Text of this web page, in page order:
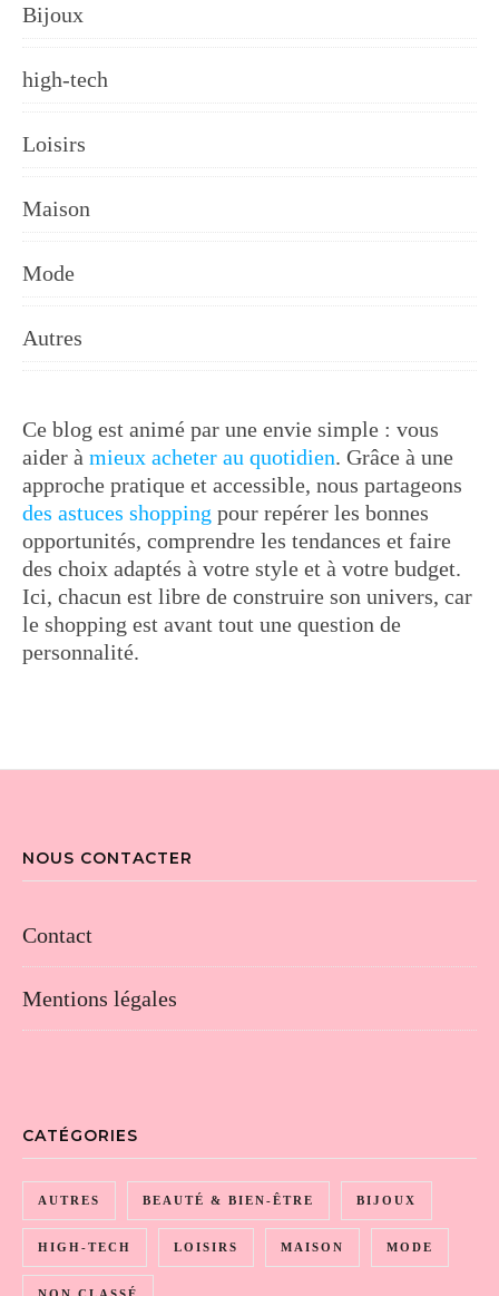
Bijoux
high-tech
Loisirs
Maison
Mode
Autres
Ce blog est animé par une envie simple : vous
aider à mieux acheter au quotidien. Grâce à une
approche pratique et accessible, nous partageons
des astuces shopping pour repérer les bonnes
opportunités, comprendre les tendances et faire
des choix adaptés à votre style et à votre budget.
Ici, chacun est libre de construire son univers, car
le shopping est avant tout une question de
personnalité.
NOUS CONTACTER
Contact
Mentions légales
CATÉGORIES
AUTRES BEAUTÉ & BIEN-ÊTRE BIJOUX
HIGH-TECH LOISIRS MAISON MODE